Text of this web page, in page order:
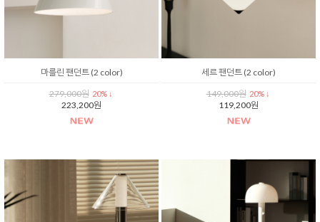
마를린 팬던트 (2 color)
279,000원 20% ↓
223,200원
세르 팬던트 (2 color)
149,000원 20% ↓
119,200원